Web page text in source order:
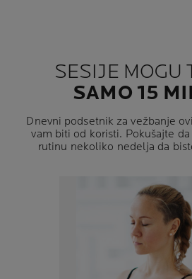
SESIJE MOGU
SAMO 15
Dnevni podsetnik za vežbanje
vam biti od koristi. Pokušajte
rutinu nekoliko nedelja da